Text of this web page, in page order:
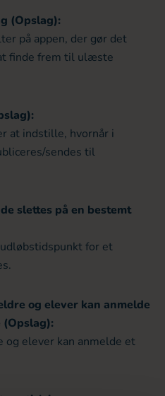
(Opslag):
på appen, der gør det
finde frem til ulæste
at indstille, hvornår i
sendes til
slettes på en bestemt
for et
og elever kan anmelde
elever kan anmelde et